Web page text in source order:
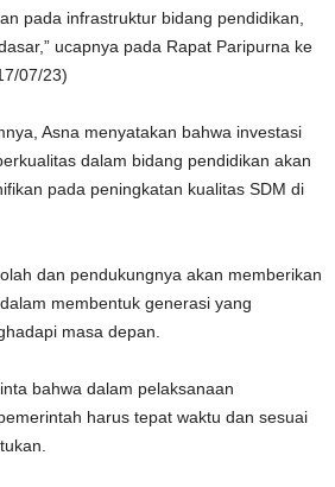
pada infrastruktur bidang pendidikan,
ucapnya pada Rapat Paripurna ke
07/23)
Asna menyatakan bahwa investasi
dalam bidang pendidikan akan
pada peningkatan kualitas SDM di
dan pendukungnya akan memberikan
membentuk generasi yang
masa depan.
bahwa dalam pelaksanaan
harus tepat waktu dan sesuai